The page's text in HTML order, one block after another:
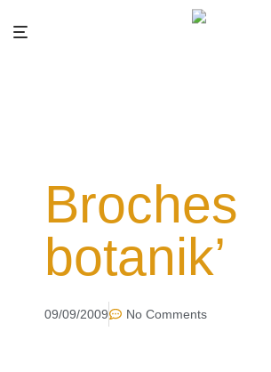
Broches
botanik’
09/09/2009 No Comments